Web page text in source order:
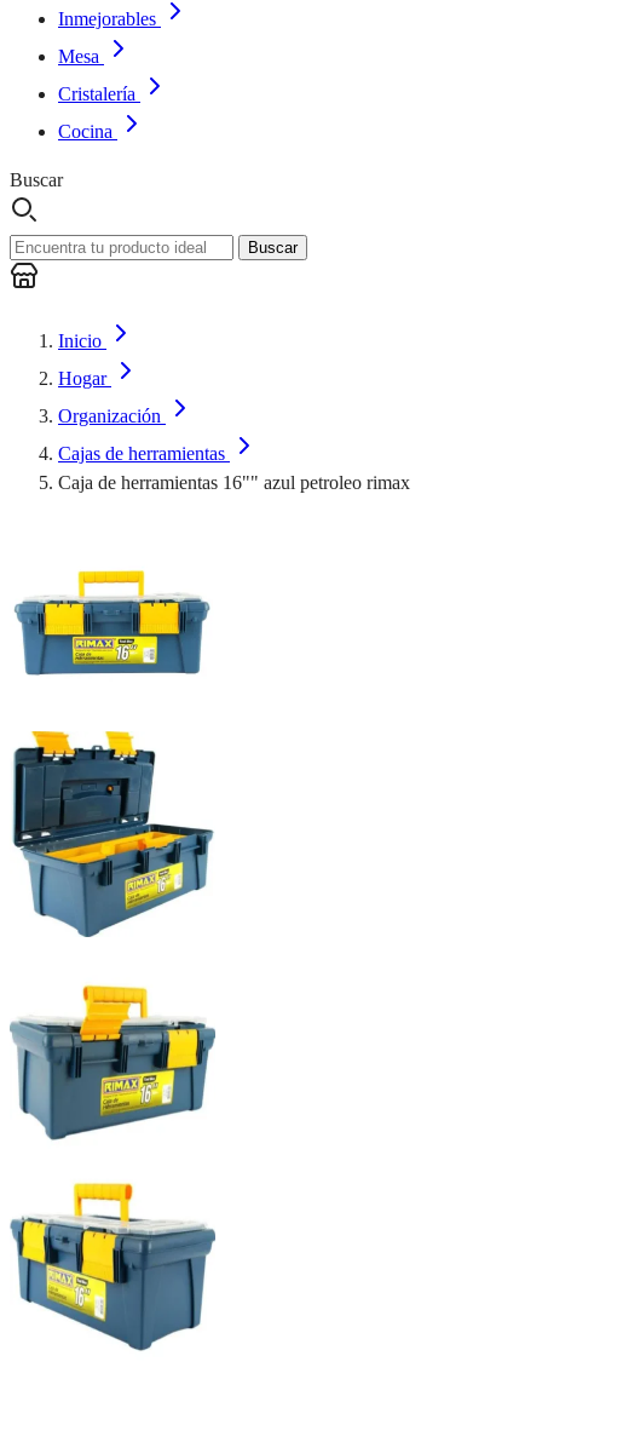
Inmejorables
Mesa
Cristalería
Cocina
Buscar
Buscar
Inicio
Hogar
Organización
Cajas de herramientas
Caja de herramientas 16"" azul petroleo rimax